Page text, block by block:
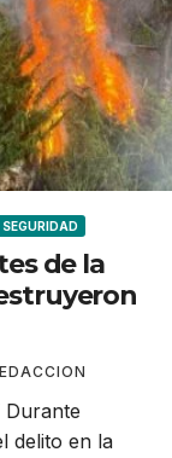
SEGURIDAD
de la
Plantas
delito en la